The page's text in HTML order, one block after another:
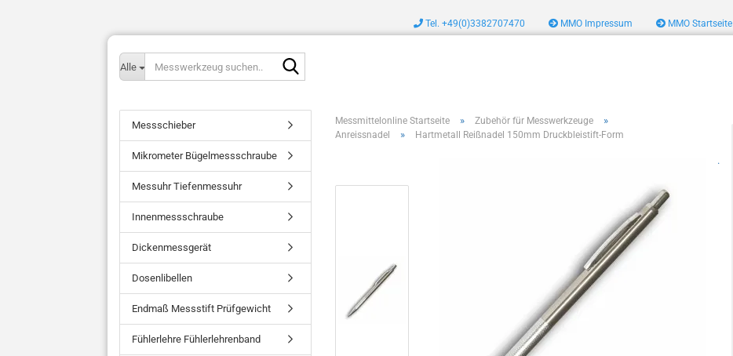
Tel. +49(0)3382707470 MMO Impressum MMO Startseite
Alle
Messmittelonline Startseite » Zubehör für Messwerkzeuge »
Anreissnadel » Hartmetall Reißnadel 150mm Druckbleistift-Form
.
Messschieber
Mikrometer Bügelmessschraube
Messuhr Tiefenmessuhr
Innenmessschraube
Dickenmessgerät
Dosenlibellen
Endmaß Messstift Prüfgewicht
Fühlerlehre Fühlerlehrenband